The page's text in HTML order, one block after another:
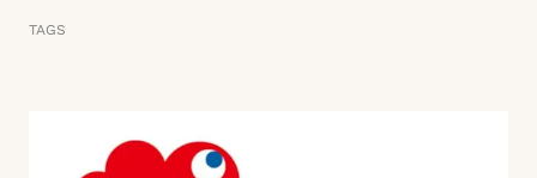
TAGS